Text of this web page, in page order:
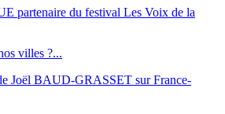
partenaire du festival Les Voix de la
villes ?...
Joël BAUD-GRASSET sur France-